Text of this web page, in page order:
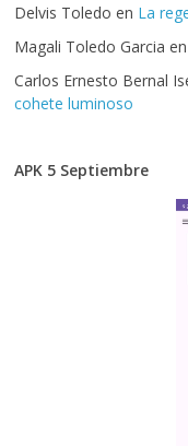
Delvis Toledo en La
Magali Toledo Garcia en
Carlos Ernesto Bernal
cohete luminoso
APK 5 Septiembre